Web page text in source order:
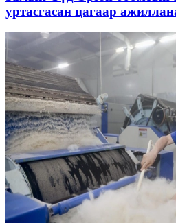
уртасгасан цагаар